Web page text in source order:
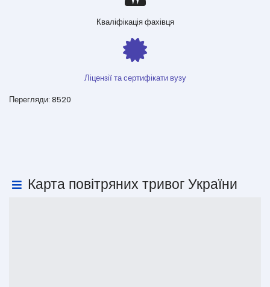
Кваліфікація фахівця
Ліцензії та сертифікати вузу
Перегляди: 8520
Карта повітряних тривог України